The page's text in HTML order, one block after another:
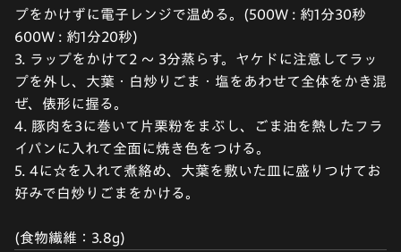
プをかけずに電子レンジで温める。(500W : 約1分30秒
600W : 約1分20秒)
3. ラップをかけて2 ～ 3分蒸らす。ヤケドに注意してラッ
プを外し、大葉・白炒りごま・塩をあわせて全体をかき混
ぜ、俵形に握る。
4. 豚肉を3に巻いて片栗粉をまぶし、ごま油を熱したフラ
イパンに入れて全面に焼き色をつける。
5. 4に☆を入れて煮絡め、大葉を敷いた皿に盛りつけてお
好みで白炒りごまをかける。
(食物繊維：3.8g)